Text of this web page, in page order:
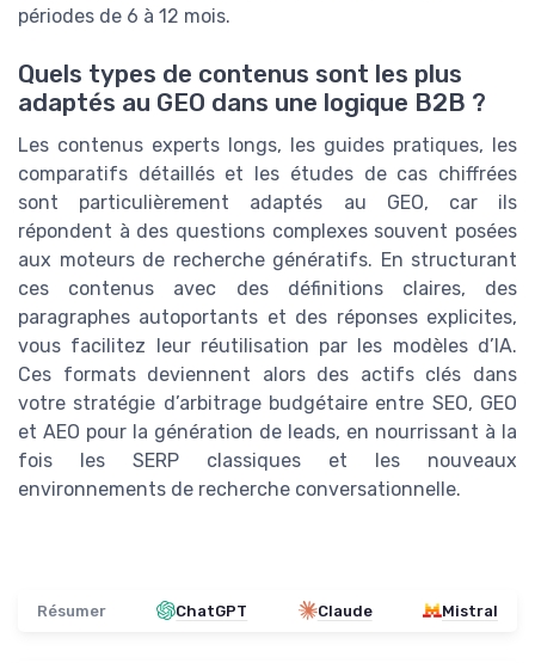
périodes de 6 à 12 mois.
Quels types de contenus sont les plus
adaptés au GEO dans une logique B2B ?
Les contenus experts longs, les guides pratiques, les
comparatifs détaillés et les études de cas chiffrées
sont particulièrement adaptés au GEO, car ils
répondent à des questions complexes souvent posées
aux moteurs de recherche génératifs. En structurant
ces contenus avec des définitions claires, des
paragraphes autoportants et des réponses explicites,
vous facilitez leur réutilisation par les modèles d’IA.
Ces formats deviennent alors des actifs clés dans
votre stratégie d’arbitrage budgétaire entre SEO, GEO
et AEO pour la génération de leads, en nourrissant à la
fois les SERP classiques et les nouveaux
environnements de recherche conversationnelle.
Résumer ChatGPT Claude Mistral